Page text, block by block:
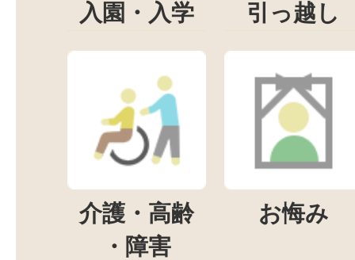
入園・入学 引っ越し
介護・高齢
・障害
お悔み